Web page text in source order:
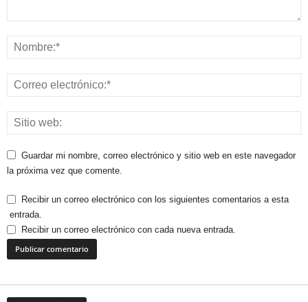
Guardar mi nombre, correo electrónico y sitio web en este navegador
la próxima vez que comente.
Recibir un correo electrónico con los siguientes comentarios a esta
entrada.
Recibir un correo electrónico con cada nueva entrada.